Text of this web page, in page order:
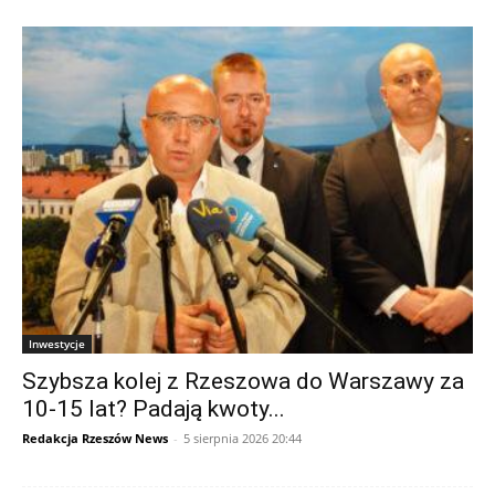
Inwestycje
Szybsza kolej z Rzeszowa do Warszawy za
10-15 lat? Padają kwoty...
Redakcja Rzeszów News - 5 sierpnia 2026 20:44